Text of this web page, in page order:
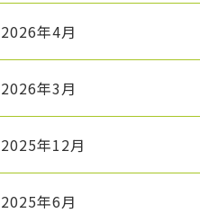
2026年4月
2026年3月
2025年12月
2025年6月